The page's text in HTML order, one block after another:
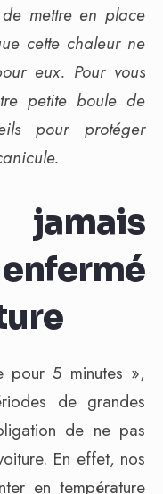
mettre en place
cette chaleur ne
eux. Pour vous
petite boule de
pour protéger
jamais
pour 5 minutes »,
de grandes
de ne pas
En effet, nos
en température